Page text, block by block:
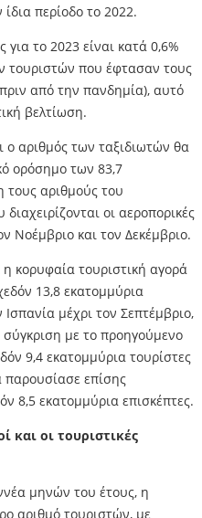
περίοδο το 2022.
το 2023 είναι κατά 0,6%
τουριστών που έφτασαν τους
από την πανδημία), αυτό
βελτίωση.
ο αριθμός των ταξιδιωτών θα
ορόσημο των 83,7
αριθμούς του
οι αεροπορικές
Νοέμβριο και τον Δεκέμβριο.
κορυφαία τουριστική αγορά
13,8 εκατομμύρια
μέχρι τον Σεπτέμβριο,
με το προηγούμενο
9,4 εκατομμύρια τουρίστες
παρουσίασε επίσης
8,5 εκατομμύρια επισκέπτες.
και οι τουριστικές
μηνών του έτους, η
αριθμό τουριστών, με